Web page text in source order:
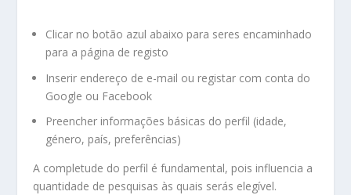
Clicar no botão azul abaixo para seres encaminhado
para a página de registo
Inserir endereço de e-mail ou registar com conta do
Google ou Facebook
Preencher informações básicas do perfil (idade,
género, país, preferências)
A completude do perfil é fundamental, pois influencia a
quantidade de pesquisas às quais serás elegível.